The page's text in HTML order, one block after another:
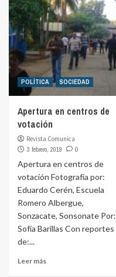
POLÍTICA SOCIEDAD
Apertura en centros de
votación
Revista Comunica
3 febrero, 2019
0
Apertura en centros de
votación Fotografía por:
Eduardo Cerén, Escuela
Romero Albergue,
Sonzacate, Sonsonate Por:
Sofía Barillas Con reportes
de:...
Leer más